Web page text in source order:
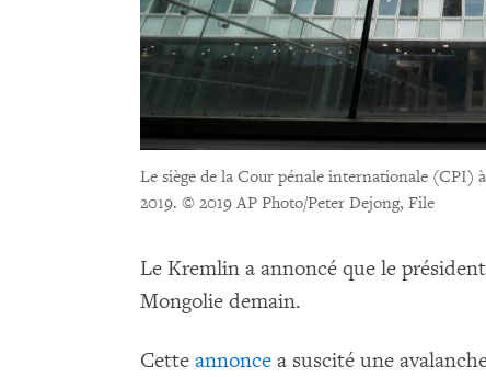
Le siège de la Cour pénale internationale (CPI)
2019. © 2019 AP Photo/Peter Dejong, File
Le Kremlin a annoncé que le
Mongolie demain.
Cette annonce a suscité une